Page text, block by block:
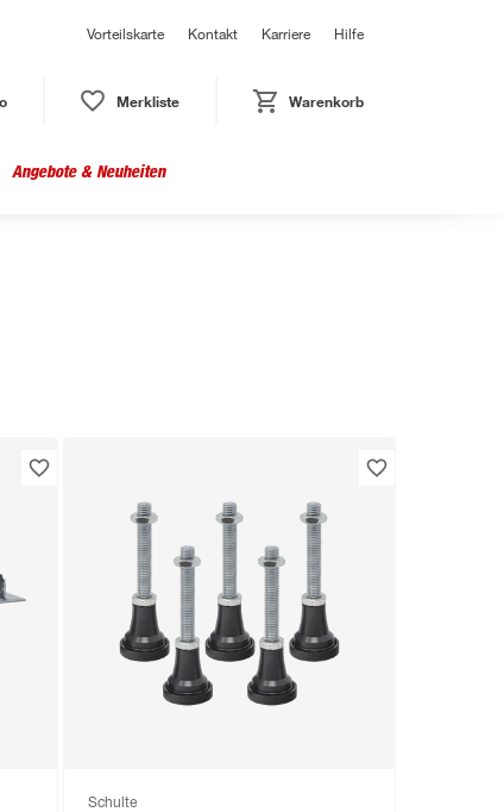
Vorteilskarte Kontakt Karriere Hilfe
Merkliste Warenkorb
Angebote & Neuheiten
Schulte